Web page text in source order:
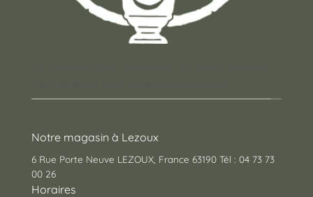
Notre magasin à Lezoux
6 Rue Porte Neuve LEZOUX, France 63190 Tél : 04 73 73
00 26
Horaires